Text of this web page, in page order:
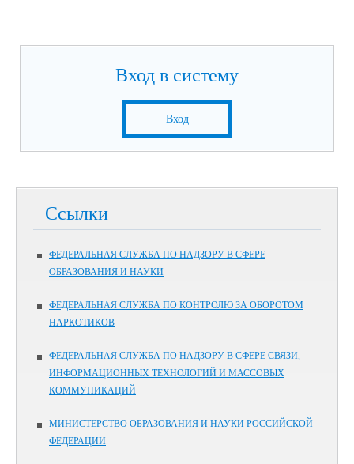
Вход в систему
Вход
Ссылки
ФЕДЕРАЛЬНАЯ СЛУЖБА ПО НАДЗОРУ В СФЕРЕ
ОБРАЗОВАНИЯ И НАУКИ
ФЕДЕРАЛЬНАЯ СЛУЖБА ПО КОНТРОЛЮ ЗА ОБОРОТОМ
НАРКОТИКОВ
ФЕДЕРАЛЬНАЯ СЛУЖБА ПО НАДЗОРУ В СФЕРЕ СВЯЗИ,
ИНФОРМАЦИОННЫХ ТЕХНОЛОГИЙ И МАССОВЫХ
КОММУНИКАЦИЙ
МИНИСТЕРСТВО ОБРАЗОВАНИЯ И НАУКИ РОССИЙСКОЙ
ФЕДЕРАЦИИ